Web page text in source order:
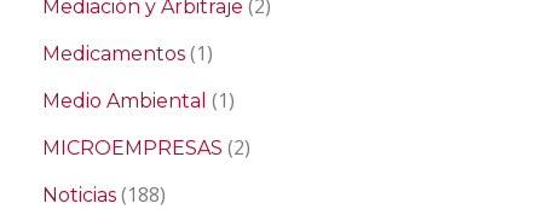
Mediación y Arbitraje (2)
Medicamentos (1)
Medio Ambiental (1)
MICROEMPRESAS (2)
Noticias (188)